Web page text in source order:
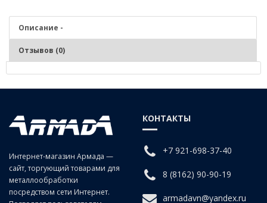
Описание -
Отзывов (0)
Интернет-магазин Армада —
сайт, торгующий товарами для
металлообработки
посредством сети Интернет.
КОНТАКТЫ
+7 921-698-37-40
8 (8162) 90-90-19
armadavn@yandex.ru